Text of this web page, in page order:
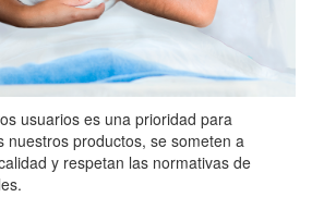
usuarios es una prioridad para
nuestros productos, se someten a
y respetan las normativas de